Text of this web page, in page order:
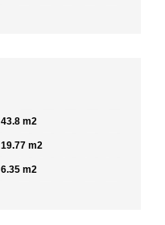
43.8 m2
19.77 m2
6.35 m2